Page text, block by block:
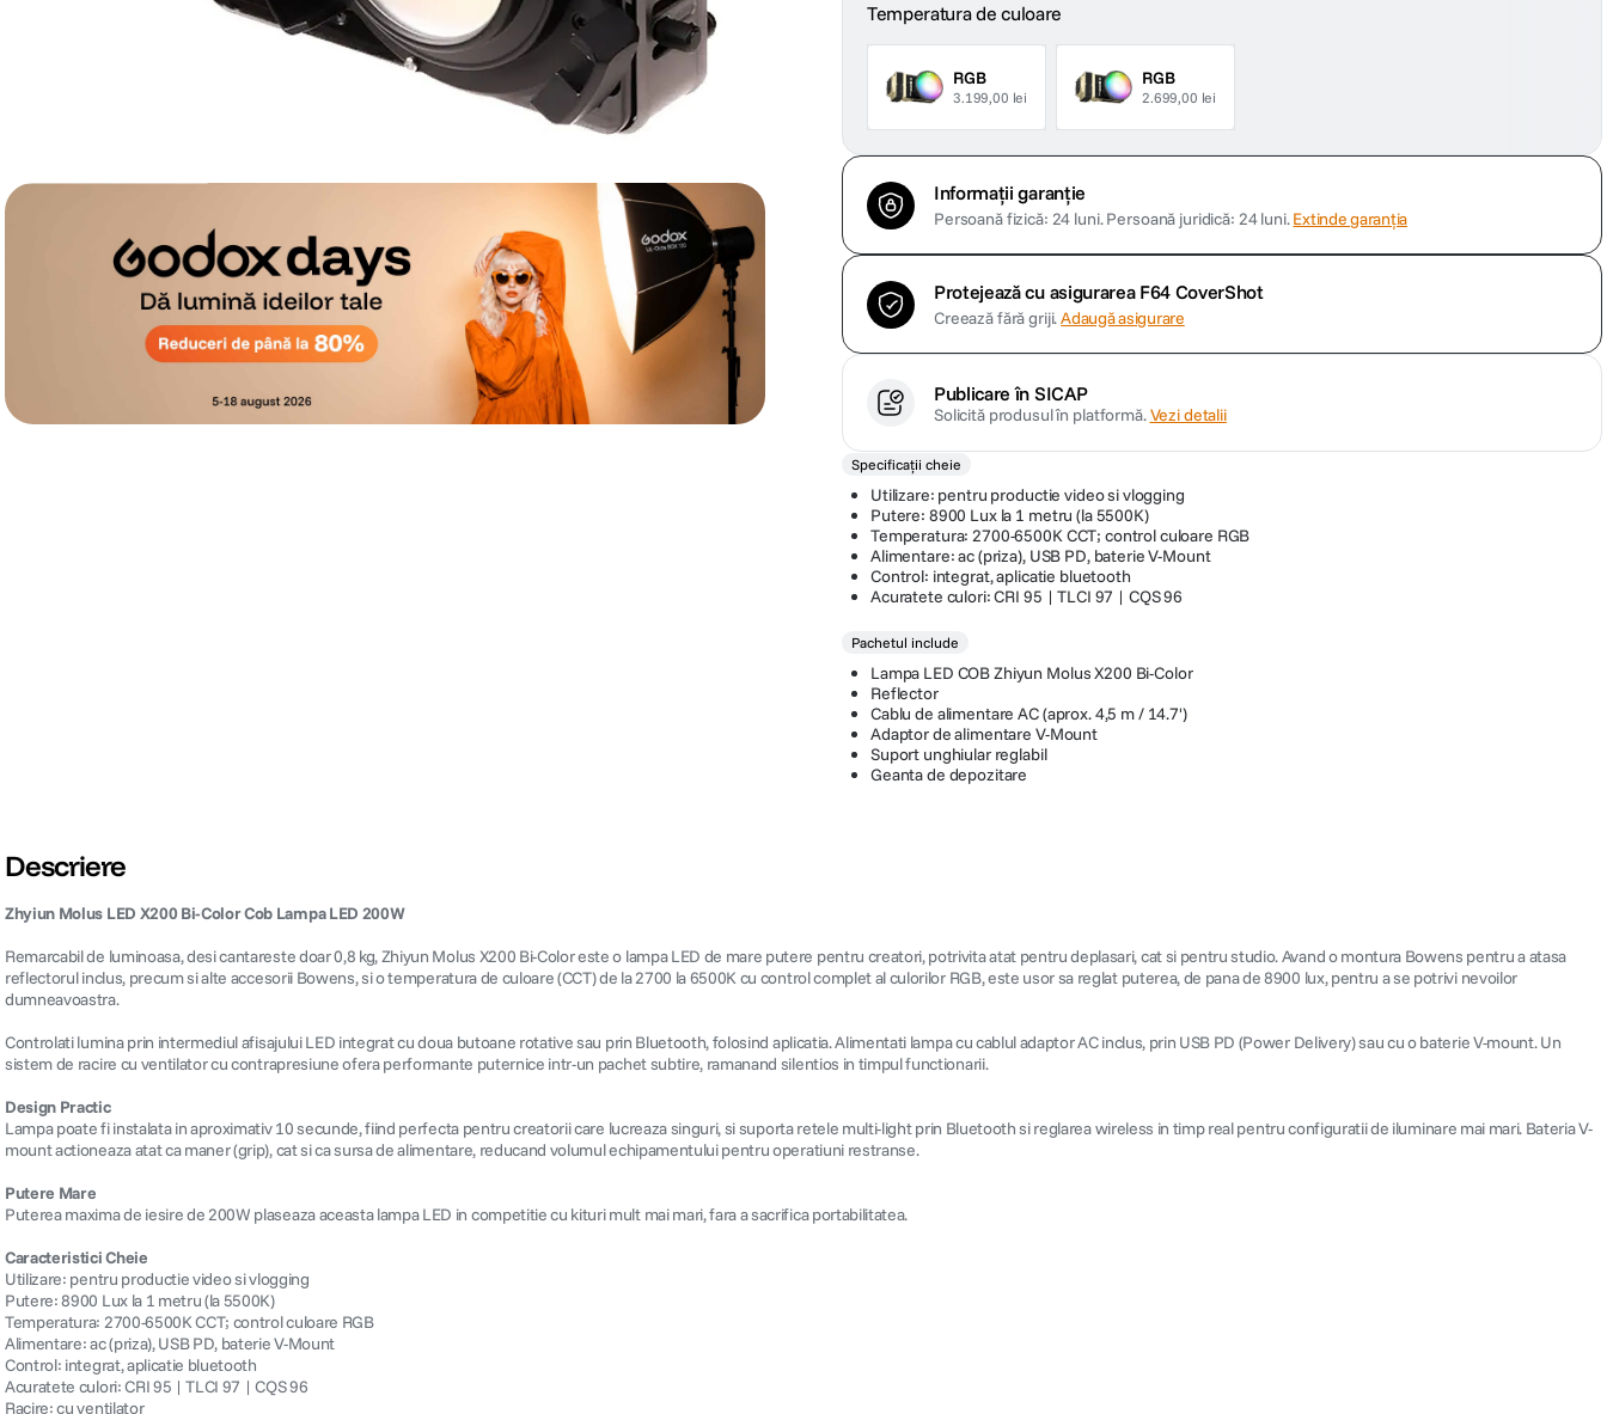
Temperatura de culoare
RGB
3.199,00 lei
RGB
2.699,00 lei
Informații garanție
Persoană fizică: 24 luni.Persoană juridică: 24 luni.Extinde garanția
Protejează cu asigurarea F64 CoverShot
Creează fără griji.Adaugă asigurare
Publicare în SICAP
Solicită produsul în platformă.Vezi detalii
Specificații cheie
Utilizare: pentru productie video si vlogging
Putere: 8900 Lux la 1 metru (la 5500K)
Temperatura: 2700-6500K CCT; control culoare RGB
Alimentare: ac (priza), USB PD, baterie V-Mount
Control: integrat, aplicatie bluetooth
Acuratete culori: CRI 95 | TLCI 97 | CQS 96
Pachetul include
Lampa LED COB Zhiyun Molus X200 Bi-Color
Reflector
Cablu de alimentare AC (aprox. 4,5 m / 14.7')
Adaptor de alimentare V-Mount
Suport unghiular reglabil
Geanta de depozitare
Descriere
Zhyiun Molus LED X200 Bi-Color Cob Lampa LED 200W
Remarcabil de luminoasa, desi cantareste doar 0,8 kg, Zhiyun Molus X200 Bi-Color este o lampa LED de mare putere pentru creatori, potrivita atat pentru deplasari, cat si pentru studio. Avand o montura Bowens pentru a atasa
reflectorul inclus, precum si alte accesorii Bowens, si o temperatura de culoare (CCT) de la 2700 la 6500K cu control complet al culorilor RGB, este usor sa reglat puterea, de pana de 8900 lux, pentru a se potrivi nevoilor
dumneavoastra.
Controlati lumina prin intermediul afisajului LED integrat cu doua butoane rotative sau prin Bluetooth, folosind aplicatia. Alimentati lampa cu cablul adaptor AC inclus, prin USB PD (Power Delivery) sau cu o baterie V-mount. Un
sistem de racire cu ventilator cu contrapresiune ofera performante puternice intr-un pachet subtire, ramanand silentios in timpul functionarii.
Design Practic
Lampa poate fi instalata in aproximativ 10 secunde, fiind perfecta pentru creatorii care lucreaza singuri, si suporta retele multi-light prin Bluetooth si reglarea wireless in timp real pentru configuratii de iluminare mai mari. Bateria V-
mount actioneaza atat ca maner (grip), cat si ca sursa de alimentare, reducand volumul echipamentului pentru operatiuni restranse.
Putere Mare
Puterea maxima de iesire de 200W plaseaza aceasta lampa LED in competitie cu kituri mult mai mari, fara a sacrifica portabilitatea.
Caracteristici Cheie
Utilizare: pentru productie video si vlogging
Putere: 8900 Lux la 1 metru (la 5500K)
Temperatura: 2700-6500K CCT; control culoare RGB
Alimentare: ac (priza), USB PD, baterie V-Mount
Control: integrat, aplicatie bluetooth
Acuratete culori: CRI 95 | TLCI 97 | CQS 96
Racire: cu ventilator